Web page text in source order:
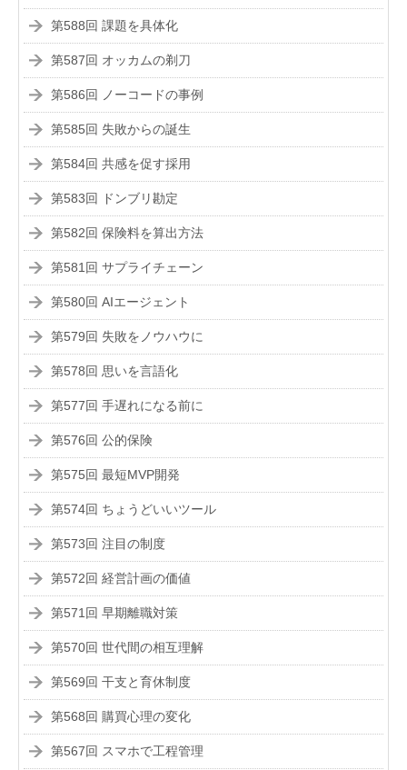
第588回 課題を具体化
第587回 オッカムの剃刀
第586回 ノーコードの事例
第585回 失敗からの誕生
第584回 共感を促す採用
第583回 ドンブリ勘定
第582回 保険料を算出方法
第581回 サプライチェーン
第580回 AIエージェント
第579回 失敗をノウハウに
第578回 思いを言語化
第577回 手遅れになる前に
第576回 公的保険
第575回 最短MVP開発
第574回 ちょうどいいツール
第573回 注目の制度
第572回 経営計画の価値
第571回 早期離職対策
第570回 世代間の相互理解
第569回 干支と育休制度
第568回 購買心理の変化
第567回 スマホで工程管理